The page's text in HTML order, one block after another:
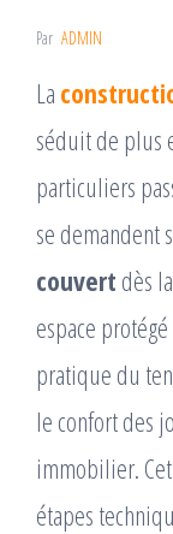
Par ADMIN
La
séduit de plus
particuliers
se demandent
couvert dès
espace
pratique du
le confort des
immobilier.
étapes